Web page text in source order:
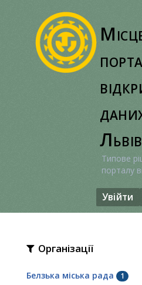
Типове
порталу
Увійти
Організації
Белзька міська рада 1